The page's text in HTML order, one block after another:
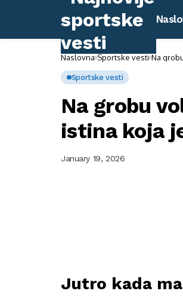
Naslovna Sportske vesti Na
Sportske vesti
Na grobu
istina koja
January 19, 2026
Jutro kada